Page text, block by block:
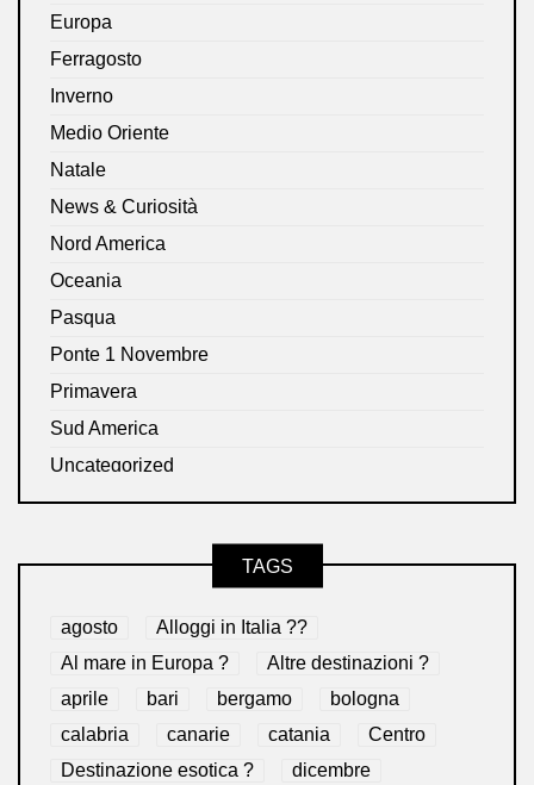
Europa
Ferragosto
Inverno
Medio Oriente
Natale
News & Curiosità
Nord America
Oceania
Pasqua
Ponte 1 Novembre
Primavera
Sud America
Uncategorized
TAGS
agosto
Alloggi in Italia ??
Al mare in Europa ?️
Altre destinazioni ?
aprile
bari bergamo
bologna
calabria
canarie catania
Centro
Destinazione esotica ?
dicembre